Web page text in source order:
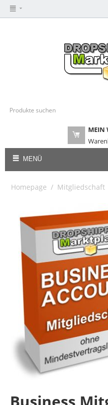
MEIN
MENÜ
Homepage / Mitgliedschaft